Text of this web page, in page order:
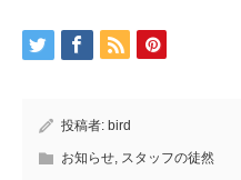
投稿者: bird
お知らせ スタッフの徒然